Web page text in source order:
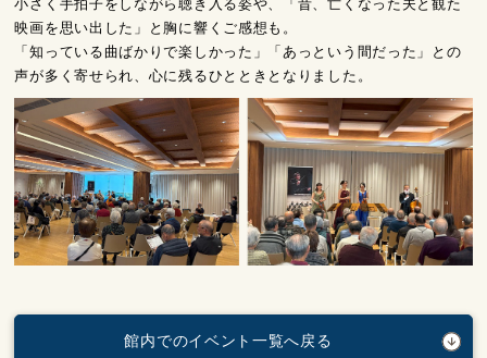
小さく手拍子をしながら聴き入る姿や、「昔、亡くなった夫と観た
映画を思い出した」と胸に響くご感想も。
「知っている曲ばかりで楽しかった」「あっという間だった」との
声が多く寄せられ、心に残るひとときとなりました。
館内でのイベント一覧へ戻る